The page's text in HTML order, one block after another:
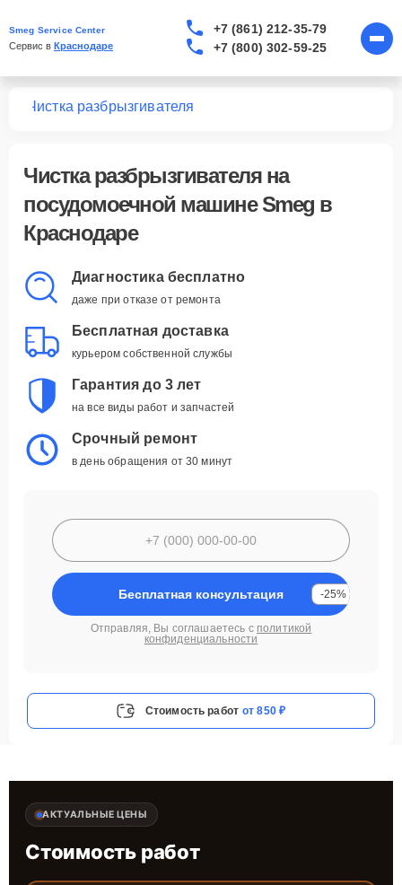
Smeg Service Center
Сервис в Краснодаре
+7 (861) 212-35-79
+7 (800) 302-59-25
Чистка разбрызгивателя
Чистка разбрызгивателяна
посудомоечной машине Smeg в
Краснодаре
Диагностика бесплатно
даже при отказе от ремонта
Бесплатная доставка
курьером собственной службы
Гарантия до 3 лет
на все виды работ и запчастей
Срочный ремонт
в день обращения от 30 минут
Бесплатная консультация -25%
Отправляя, Вы соглашаетесь с политикой
конфиденциальности
Стоимость работ от 850 ₽
АКТУАЛЬНЫЕ ЦЕНЫ
Стоимость работ